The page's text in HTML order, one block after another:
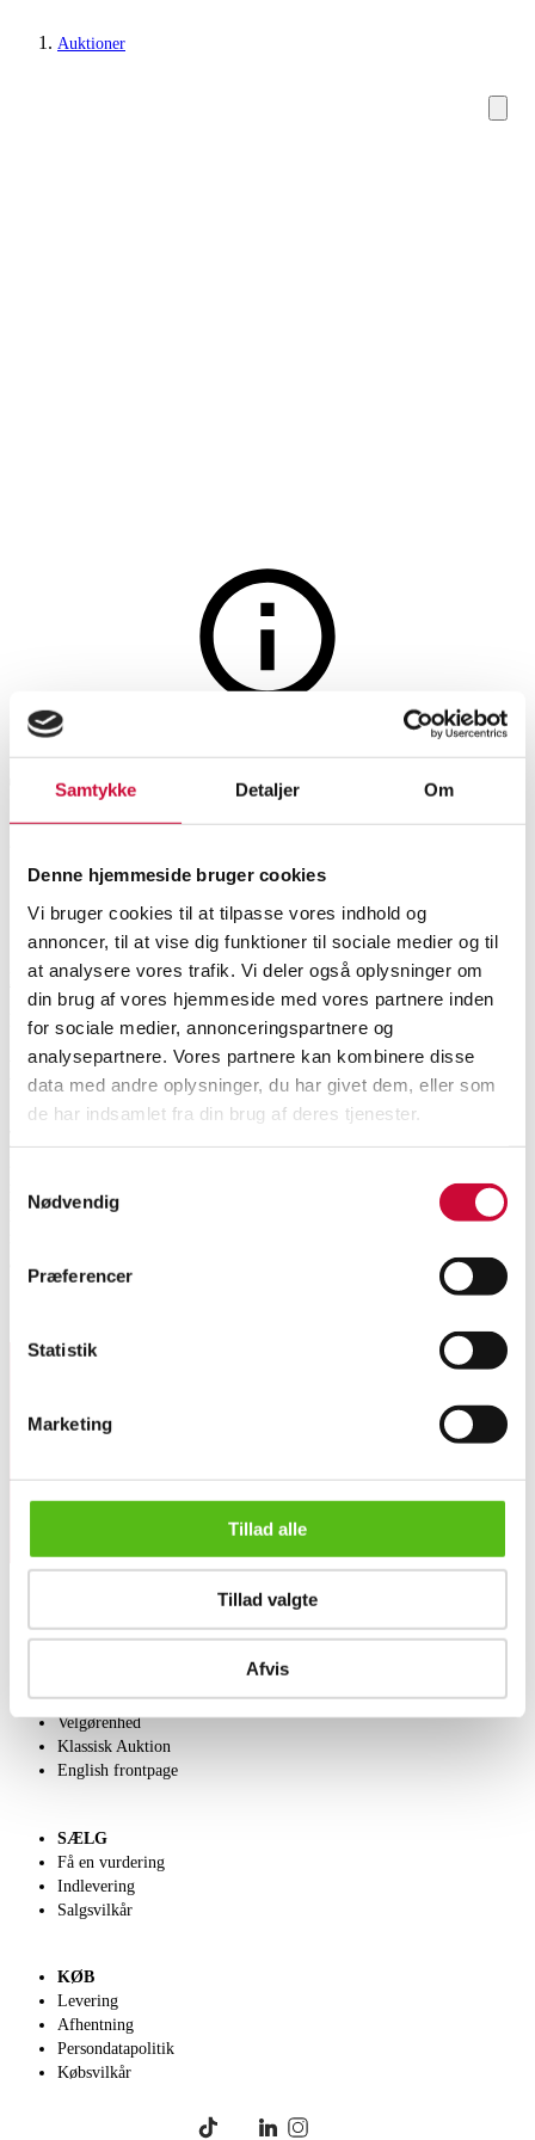
Samtykke Detaljer Om
Denne hjemmeside bruger cookies
Vi bruger cookies til at tilpasse vores indhold og
annoncer, til at vise dig funktioner til sociale medier og til
at analysere vores trafik. Vi deler også oplysninger om
din brug af vores hjemmeside med vores partnere inden
for sociale medier, annonceringspartnere og
analysepartnere. Vores partnere kan kombinere disse
data med andre oplysninger, du har givet dem, eller som
de har indsamlet fra din brug af deres tjenester.
Nødvendig
Præferencer
Statistik
Marketing
Tillad alle
Tillad valgte
Afvis
Auktioner
Cykler
Tunturi Eforte. Elektrisk Damecykel.
Tunturi Eforte. Elektrisk
Damecykel.
SHOWROOM
Roskilde
VURDERING
DKK 2.200
VARENUMMER
6492968
Momsvare
Beskrivelse
nogle ridser/skrammer, nogle afmonteret adskilte dele medfølger samt rust
på metaldele. Nogle fejl/ mangler og små defekter. Lås monteret, nøgle
Tilmeld dig vores nyhedsbrev og modtag nyheder samt
Kontakt os
Velgørenhed
Klassisk Auktion
English frontpage
SÆLG
Få en vurdering
Indlevering
Salgsvilkår
KØB
Levering
Afhentning
Persondatapolitik
Købsvilkår